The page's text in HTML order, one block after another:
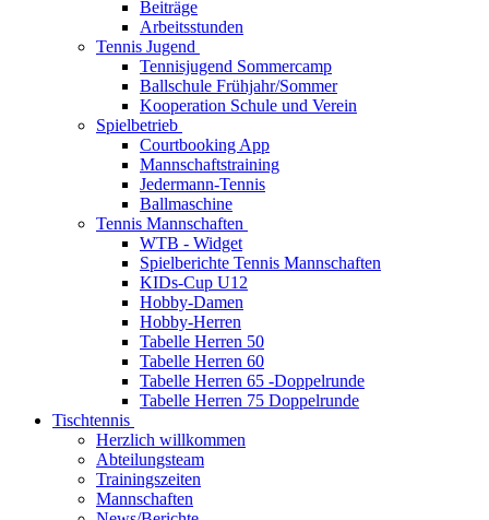
Beiträge
Arbeitsstunden
Tennis Jugend
Tennisjugend Sommercamp
Ballschule Frühjahr/Sommer
Kooperation Schule und Verein
Spielbetrieb
Courtbooking App
Mannschaftstraining
Jedermann-Tennis
Ballmaschine
Tennis Mannschaften
WTB - Widget
Spielberichte Tennis Mannschaften
KIDs-Cup U12
Hobby-Damen
Hobby-Herren
Tabelle Herren 50
Tabelle Herren 60
Tabelle Herren 65 -Doppelrunde
Tabelle Herren 75 Doppelrunde
Tischtennis
Herzlich willkommen
Abteilungsteam
Trainingszeiten
Mannschaften